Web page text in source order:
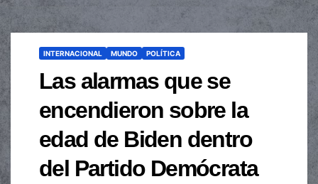
INTERNACIONAL MUNDO POLÍTICA
Las alarmas que se
encendieron sobre la
edad de Biden dentro
del Partido Demócrata